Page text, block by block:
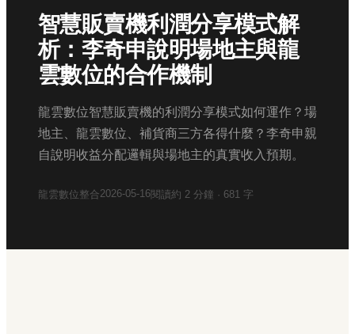
智慧販賣機利潤分享模式解
析：李奇申說明場地主與龍
雲數位的合作機制
龍雲數位智慧販賣機的利潤分享模式如何運作？場
地主、龍雲數位、補貨商三方各得什麼？李奇申親
自說明收益分配邏輯與場地主的真實收入預期。
龍雲數位整合2026-05-16閱讀約 2 分鐘 · 681 字